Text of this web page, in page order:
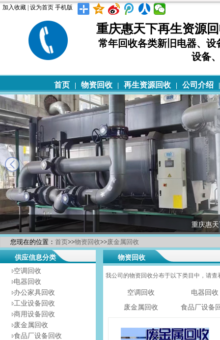
加入收藏 设为首页 手机版
重庆惠天下再生资源
常年回收各类新旧电器、
设备
首页 物资回收 再生资源回收 公司介绍
重庆惠
您现在的位置： 首页>>物资回收>>废金属回收
供应信息分类
空调回收
电器回收
办公家具回收
工业设备回收
商用设备回收
废金属回收
食品厂设备回收
物资回收
我公司的物资回收分布于以下类目中，请查
空调回收
电器回收
废金属回收
食品厂设备